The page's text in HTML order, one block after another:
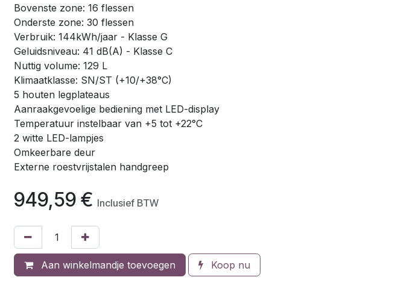
Bovenste zone: 16 flessen
Onderste zone: 30 flessen
Verbruik: 144kWh/jaar - Klasse G
Geluidsniveau: 41 dB(A) - Klasse C
Nuttig volume: 129 L
Klimaatklasse: SN/ST (+10/+38°C)
5 houten legplateaus
Aanraakgevoelige bediening met LED-display
Temperatuur instelbaar van +5 tot +22°C
2 witte LED-lampjes
Omkeerbare deur
Externe roestvrijstalen handgreep
949,59 € Inclusief BTW
Aan winkelmandje toevoegen Koop nu